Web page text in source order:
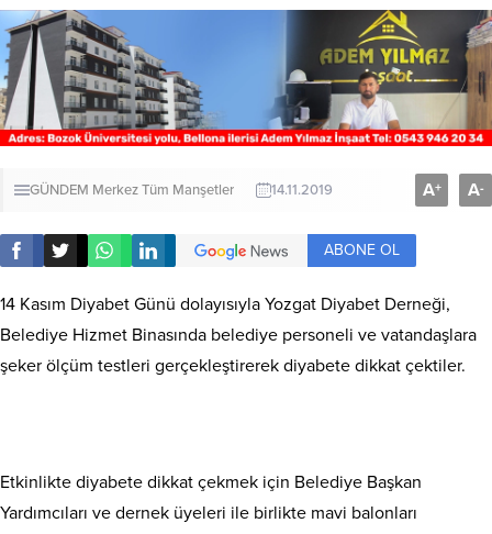
GÜNDEM MerkezTüm Manşetler 14.11.2019 A+ A-
ABONE OL
14 Kasım Diyabet Günü dolayısıyla Yozgat Diyabet Derneği,
Belediye Hizmet Binasında belediye personeli ve vatandaşlara
şeker ölçüm testleri gerçekleştirerek diyabete dikkat çektiler.
Etkinlikte diyabete dikkat çekmek için Belediye Başkan
Yardımcıları ve dernek üyeleri ile birlikte mavi balonları